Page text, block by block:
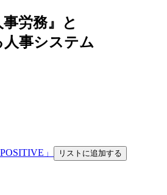
事労務』と
事システム
POSITIVE」 リストに追加する